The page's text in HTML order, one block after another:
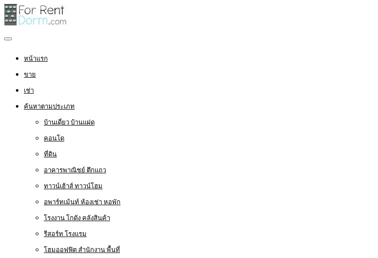
หน้าแรก
ขาย
เช่า
ค้นหาตามประเภท
บ้านเดี่ยว บ้านแฝด
คอนโด
ที่ดิน
อาคารพาณิชย์ ตึกแถว
ทาวน์เฮ้าส์ ทาวน์โฮม
อพาร์ทเม้นท์ ห้องเช่า หอพัก
โรงงาน โกดัง คลังสินค้า
รีสอร์ท โรงแรม
โฮมออฟฟิต สำนักงาน พื้นที่